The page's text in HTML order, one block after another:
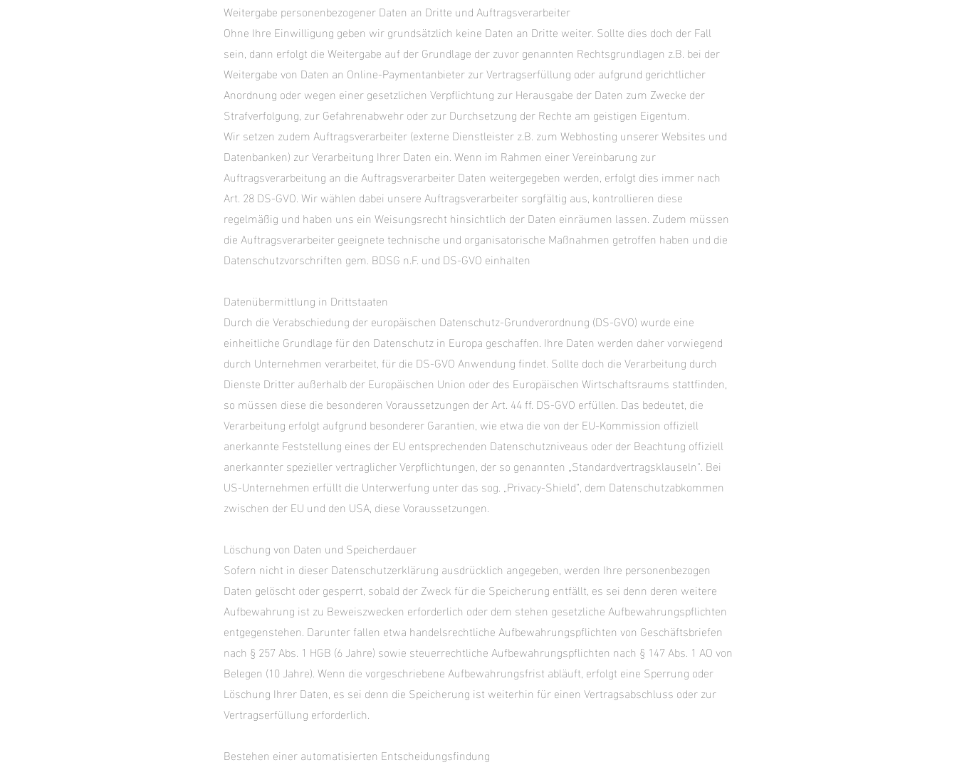
Weitergabe personenbezogener Daten an Dritte und Auftragsverarbeiter
Ohne Ihre Einwilligung geben wir grundsätzlich keine Daten an Dritte weiter. Sollte dies doch der Fall
sein, dann erfolgt die Weitergabe auf der Grundlage der zuvor genannten Rechtsgrundlagen z.B. bei der
Weitergabe von Daten an Online-Paymentanbieter zur Vertragserfüllung oder aufgrund gerichtlicher
Anordnung oder wegen einer gesetzlichen Verpflichtung zur Herausgabe der Daten zum Zwecke der
Strafverfolgung, zur Gefahrenabwehr oder zur Durchsetzung der Rechte am geistigen Eigentum.
Wir setzen zudem Auftragsverarbeiter (externe Dienstleister z.B. zum Webhosting unserer Websites und
Datenbanken) zur Verarbeitung Ihrer Daten ein. Wenn im Rahmen einer Vereinbarung zur
Auftragsverarbeitung an die Auftragsverarbeiter Daten weitergegeben werden, erfolgt dies immer nach
Art. 28 DS-GVO. Wir wählen dabei unsere Auftragsverarbeiter sorgfältig aus, kontrollieren diese
regelmäßig und haben uns ein Weisungsrecht hinsichtlich der Daten einräumen lassen. Zudem müssen
die Auftragsverarbeiter geeignete technische und organisatorische Maßnahmen getroffen haben und die
Datenschutzvorschriften gem. BDSG n.F. und DS-GVO einhalten
Datenübermittlung in Drittstaaten
Durch die Verabschiedung der europäischen Datenschutz-Grundverordnung (DS-GVO) wurde eine
einheitliche Grundlage für den Datenschutz in Europa geschaffen. Ihre Daten werden daher vorwiegend
durch Unternehmen verarbeitet, für die DS-GVO Anwendung findet. Sollte doch die Verarbeitung durch
Dienste Dritter außerhalb der Europäischen Union oder des Europäischen Wirtschaftsraums stattfinden,
so müssen diese die besonderen Voraussetzungen der Art. 44 ff. DS-GVO erfüllen. Das bedeutet, die
Verarbeitung erfolgt aufgrund besonderer Garantien, wie etwa die von der EU-Kommission offiziell
anerkannte Feststellung eines der EU entsprechenden Datenschutzniveaus oder der Beachtung offiziell
anerkannter spezieller vertraglicher Verpflichtungen, der so genannten „Standardvertragsklauseln“. Bei
US-Unternehmen erfüllt die Unterwerfung unter das sog. „Privacy-Shield“, dem Datenschutzabkommen
zwischen der EU und den USA, diese Voraussetzungen.
Löschung von Daten und Speicherdauer
Sofern nicht in dieser Datenschutzerklärung ausdrücklich angegeben, werden Ihre personenbezogen
Daten gelöscht oder gesperrt, sobald der Zweck für die Speicherung entfällt, es sei denn deren weitere
Aufbewahrung ist zu Beweiszwecken erforderlich oder dem stehen gesetzliche Aufbewahrungspflichten
entgegenstehen. Darunter fallen etwa handelsrechtliche Aufbewahrungspflichten von Geschäftsbriefen
nach § 257 Abs. 1 HGB (6 Jahre) sowie steuerrechtliche Aufbewahrungspflichten nach § 147 Abs. 1 AO von
Belegen (10 Jahre). Wenn die vorgeschriebene Aufbewahrungsfrist abläuft, erfolgt eine Sperrung oder
Löschung Ihrer Daten, es sei denn die Speicherung ist weiterhin für einen Vertragsabschluss oder zur
Vertragserfüllung erforderlich.
Bestehen einer automatisierten Entscheidungsfindung